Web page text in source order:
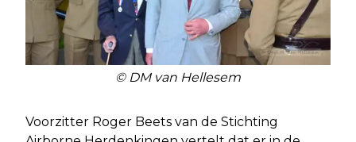
© DM van Hellesem
Voorzitter Roger Beets van de Stichting